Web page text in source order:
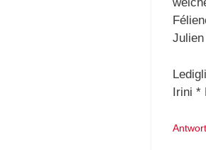
Irini *